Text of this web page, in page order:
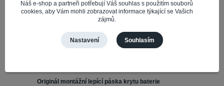
Originál montážní lepící páska krytu baterie
Náš e-shop a partneři potřebují Váš souhlas s použitím souborů
cookies, aby Vám mohli zobrazovat informace týkající se Vašich
zájmů.
Nastavení Souhlasím